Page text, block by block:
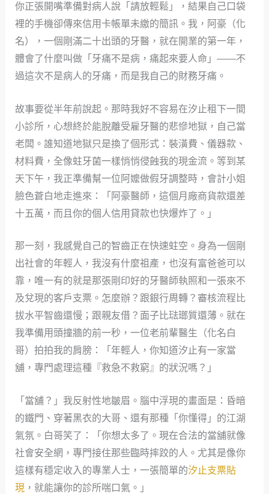
你正張開嘴準備對病人說「請放輕鬆」，結果自己口袋
裡的手機卻傳來信用卡帳單未繳的簡訊。我，阿豪（化
名），一個剛滿二十出頭的牙醫，就在開業的第一年，
體會了什麼叫做「牙痛不是病，痛起來要人命」——不
過這次不是病人的牙痛，而是我自己的財務牙痛。
故事要從半年前說起。那時我好不容易在汐止租下一間
小診所，心想終於能脫離受雇牙醫的悲慘地獄，自己當
老闆。誰知道地獄只是換了個形式：裝潢費、儀器款、
材料費，全像蛀牙菌一樣悄悄侵蝕我的現金流。等到某
天下午，我正準備幫一位阿嬤做假牙調整時，會計小姐
臉色蒼白地走進來：「阿豪醫師，這個月廠商貨款還差
十五萬，而且你的個人信用貸款也快爆炸了。」
那一刻，我感覺自己的智齒正在快速蛀空。身為一個剛
出社會的年輕人，我沒有什麼祖產，也沒有富爸爸可以
靠，唯一有的就是那張剛印好的牙醫師執照和一張來不
及兌現的客戶支票。怎麼辦？跟銀行周轉？審核流程比
拔水平智齒還慢；跟親友借？面子比琺瑯質還薄。就在
我準備用頭撞牆的前一秒，一位老前輩醫生（化名白
哥）拍拍我的肩膀：「年輕人，你知道汐止有一家當
舖，專門處理這種『救急不救窮』的狀況嗎？」
「當舖？」我反射性地皺眉。腦中浮現的畫面是：昏暗
的鐵門、穿著黑衣的大哥、還有那種「你懂得」的江湖
氣氛。白哥笑了：「你想太多了。現在合法的當舖就像
社會安全網，專門接住那些臨時摔跤的人。尤其是像你
這樣有穩定收入的專業人士，一張簡單的汐止支票貼
現，就能讓你的診所喘口氣。」